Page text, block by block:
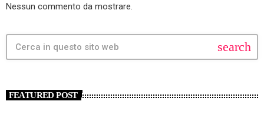
Nessun commento da mostrare.
search
FEATURED POST